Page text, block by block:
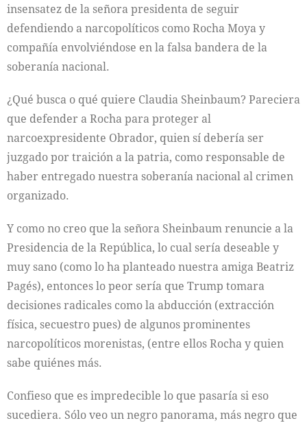
insensatez de la señora presidenta de seguir
defendiendo a narcopolíticos como Rocha Moya y
compañía envolviéndose en la falsa bandera de la
soberanía nacional.
¿Qué busca o qué quiere Claudia Sheinbaum? Pareciera
que defender a Rocha para proteger al
narcoexpresidente Obrador, quien sí debería ser
juzgado por traición a la patria, como responsable de
haber entregado nuestra soberanía nacional al crimen
organizado.
Y como no creo que la señora Sheinbaum renuncie a la
Presidencia de la República, lo cual sería deseable y
muy sano (como lo ha planteado nuestra amiga Beatriz
Pagés), entonces lo peor sería que Trump tomara
decisiones radicales como la abducción (extracción
física, secuestro pues) de algunos prominentes
narcopolíticos morenistas, (entre ellos Rocha y quien
sabe quiénes más.
Confieso que es impredecible lo que pasaría si eso
sucediera. Sólo veo un negro panorama, más negro que